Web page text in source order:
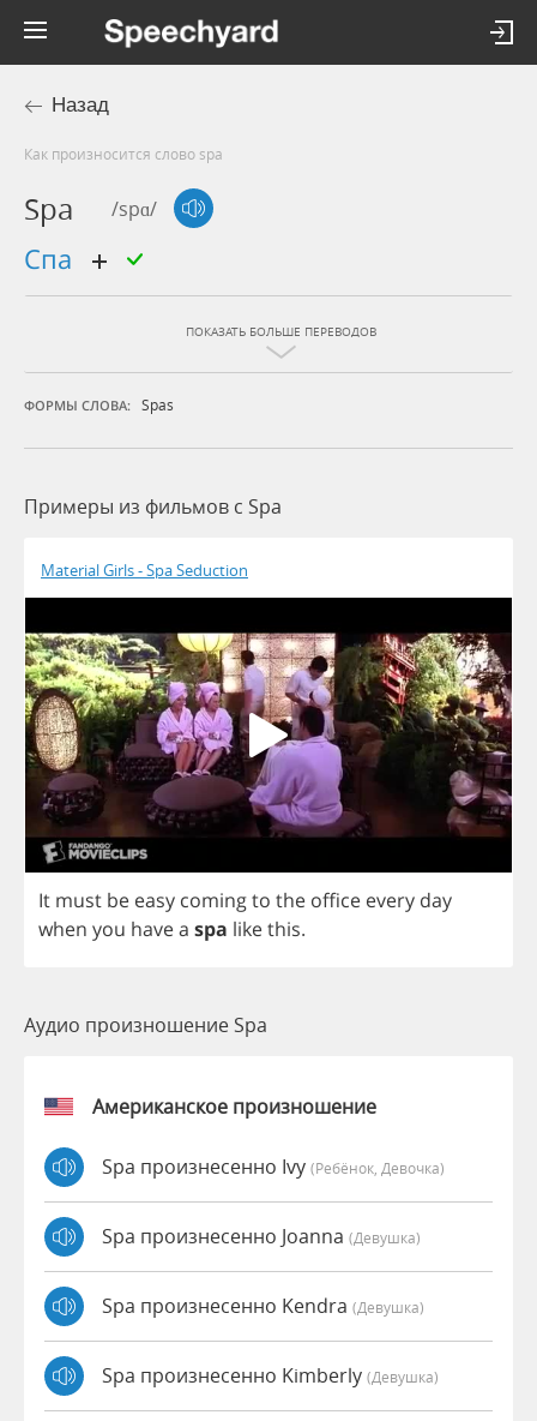
Назад
Как произносится слово spa
Spa /spɑ/
спа
ПОКАЗАТЬ БОЛЬШЕ ПЕРЕВОДОВ
ФОРМЫ СЛОВА: Spas
Примеры из фильмов c Spa
Material Girls - Spa Seduction
It must be easy comingto the office every day
when you havea spa likethis.
Аудио произношение Spa
Американское произношение
Spa произнесенно Ivy (Ребёнок, Девочка)
Spa произнесенно Joanna (девушка)
Spa произнесенно Kendra (девушка)
Spa произнесенно Kimberly (девушка)